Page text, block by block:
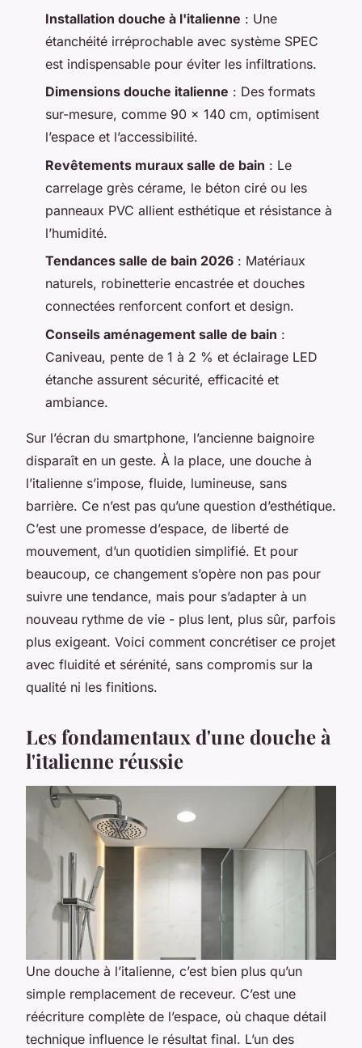
Installation douche à l'italienne : Une
étanchéité irréprochable avec système SPEC
est indispensable pour éviter les infiltrations.
Dimensions douche italienne : Des formats
sur-mesure, comme 90 x 140 cm, optimisent
l’espace et l’accessibilité.
Revêtements muraux salle de bain : Le
carrelage grès cérame, le béton ciré ou les
panneaux PVC allient esthétique et résistance à
l’humidité.
Tendances salle de bain 2026 : Matériaux
naturels, robinetterie encastrée et douches
connectées renforcent confort et design.
Conseils aménagement salle de bain :
Caniveau, pente de 1 à 2 % et éclairage LED
étanche assurent sécurité, efficacité et
ambiance.
Sur l’écran du smartphone, l’ancienne baignoire
disparaît en un geste. À la place, une douche à
l’italienne s’impose, fluide, lumineuse, sans
barrière. Ce n’est pas qu’une question d’esthétique.
C’est une promesse d’espace, de liberté de
mouvement, d’un quotidien simplifié. Et pour
beaucoup, ce changement s’opère non pas pour
suivre une tendance, mais pour s’adapter à un
nouveau rythme de vie - plus lent, plus sûr, parfois
plus exigeant. Voici comment concrétiser ce projet
avec fluidité et sérénité, sans compromis sur la
qualité ni les finitions.
Les fondamentaux d'une douche à
l'italienne réussie
Une douche à l’italienne, c’est bien plus qu’un
simple remplacement de receveur. C’est une
réécriture complète de l’espace, où chaque détail
technique influence le résultat final. L’un des